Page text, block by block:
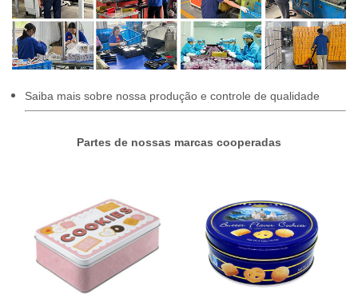
Saiba mais sobre nossa produção e controle de qualidade
Partes de nossas marcas cooperadas